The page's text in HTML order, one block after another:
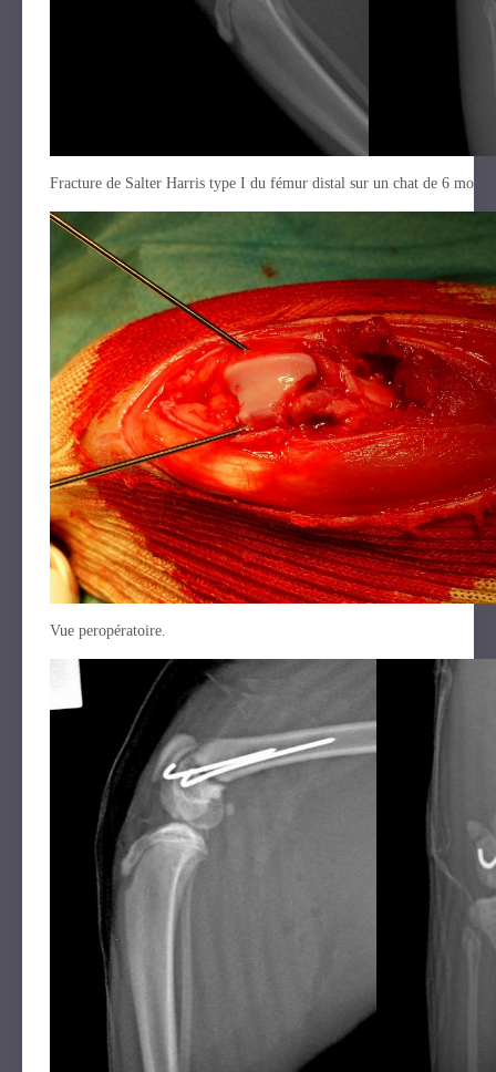
Fracture de Salter Harris type I du fémur distal sur un chat de 6 mois,
Vue peropératoire.